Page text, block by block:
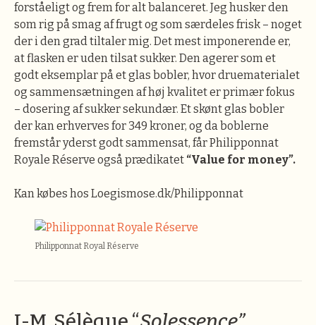
forståeligt og frem for alt balanceret. Jeg husker den
som rig på smag af frugt og som særdeles frisk – noget
der i den grad tiltaler mig. Det mest imponerende er,
at flasken er uden tilsat sukker. Den agerer som et
godt eksemplar på et glas bobler, hvor druematerialet
og sammensætningen af høj kvalitet er primær fokus
– dosering af sukker sekundær. Et skønt glas bobler
der kan erhverves for 349 kroner, og da boblerne
fremstår yderst godt sammensat, får Philipponnat
Royale Réserve også prædikatet “Value for money”.
Kan købes hos Loegismose.dk/Philipponnat
Philipponnat Royal Réserve